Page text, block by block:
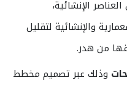
الإنشائية،
والإنشائية لتقليل
من هدر.
وذلك عبر تصميم مخطط